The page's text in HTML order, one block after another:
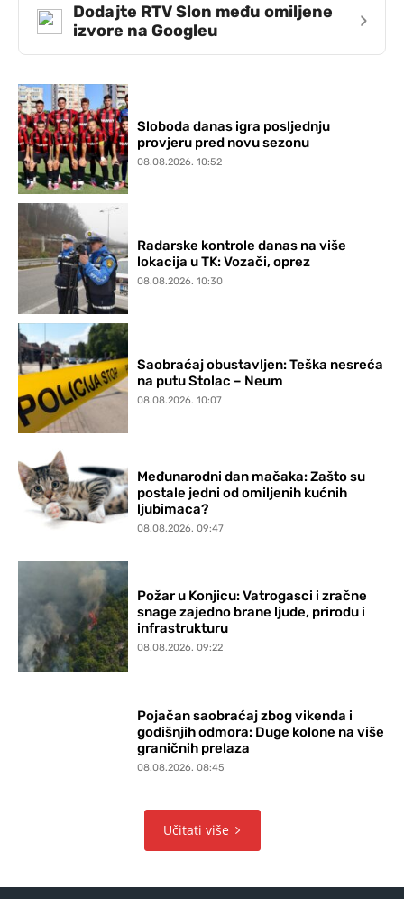
Dodajte RTV Slon među omiljene
izvore na Googleu
›
Sloboda danas igra posljednju
provjeru pred novu sezonu
08.08.2026. 10:52
Radarske kontrole danas na više
lokacija u TK: Vozači, oprez
08.08.2026. 10:30
Saobraćaj obustavljen: Teška nesreća
na putu Stolac – Neum
08.08.2026. 10:07
Međunarodni dan mačaka: Zašto su
postale jedni od omiljenih kućnih
ljubimaca?
08.08.2026. 09:47
Požar u Konjicu: Vatrogasci i zračne
snage zajedno brane ljude, prirodu i
infrastrukturu
08.08.2026. 09:22
Pojačan saobraćaj zbog vikenda i
godišnjih odmora: Duge kolone na više
graničnih prelaza
08.08.2026. 08:45
Učitati više